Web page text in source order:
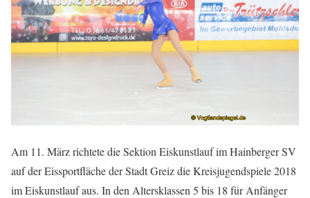
Am 11. März richtete die Sektion Eiskunstlauf im Hainberger SV
auf der Eissportfläche der Stadt Greiz die Kreisjugendspiele 2018
im Eiskunstlauf aus. In den Altersklassen 5 bis 18 für Anfänger